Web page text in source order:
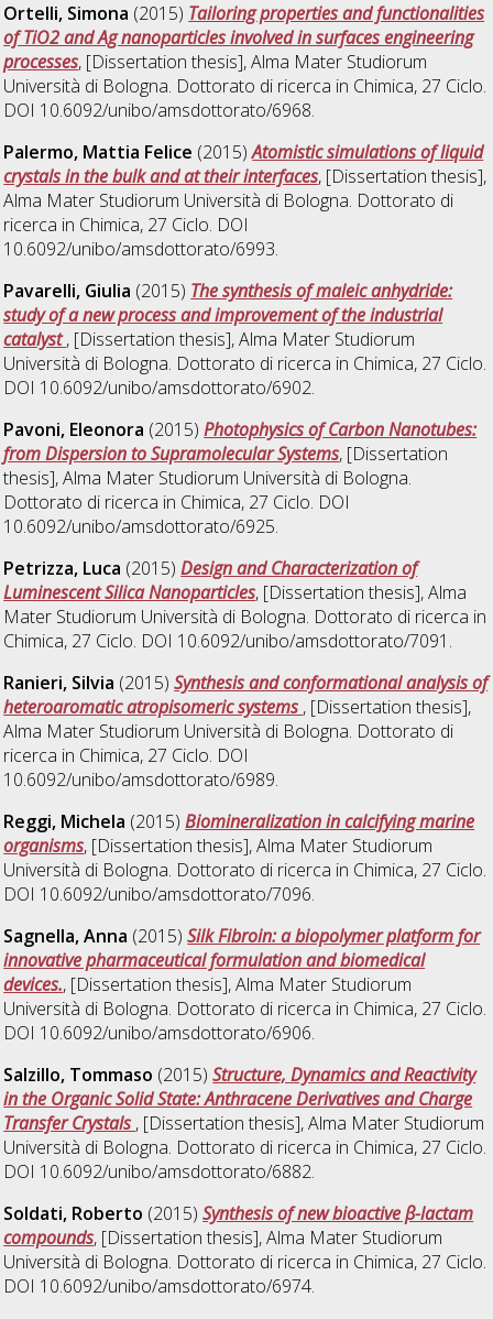
Ortelli, Simona (2015) Tailoring properties and functionalities
of TiO2 and Ag nanoparticles involved in surfaces engineering
processes, [Dissertation thesis], Alma Mater Studiorum
Università di Bologna. Dottorato di ricerca in Chimica, 27 Ciclo.
DOI 10.6092/unibo/amsdottorato/6968.
Palermo, Mattia Felice (2015)Atomistic simulations of liquid
crystals in the bulk and at their interfaces, [Dissertation thesis],
Alma Mater Studiorum Università di Bologna. Dottorato di
ricerca in Chimica, 27 Ciclo. DOI
10.6092/unibo/amsdottorato/6993.
Pavarelli, Giulia (2015) The synthesis of maleic anhydride:
study of a new process and improvement of the industrial
catalyst, [Dissertation thesis], Alma Mater Studiorum
Università di Bologna. Dottorato di ricerca in Chimica, 27 Ciclo.
DOI 10.6092/unibo/amsdottorato/6902.
Pavoni, Eleonora (2015)Photophysics of Carbon Nanotubes:
from Dispersion to Supramolecular Systems, [Dissertation
thesis], Alma Mater Studiorum Università di Bologna.
Dottorato di ricerca in Chimica, 27 Ciclo. DOI
10.6092/unibo/amsdottorato/6925.
Petrizza, Luca (2015)Design and Characterization of
Luminescent Silica Nanoparticles, [Dissertation thesis], Alma
Mater Studiorum Università di Bologna. Dottorato di ricerca in
Chimica, 27 Ciclo. DOI 10.6092/unibo/amsdottorato/7091.
Ranieri, Silvia (2015)Synthesis and conformational analysis of
heteroaromatic atropisomeric systems , [Dissertation thesis],
Alma Mater Studiorum Università di Bologna. Dottorato di
ricerca in Chimica, 27 Ciclo. DOI
10.6092/unibo/amsdottorato/6989.
Reggi, Michela (2015)Biomineralization in calcifying marine
organisms, [Dissertation thesis], Alma Mater Studiorum
Università di Bologna. Dottorato di ricerca in Chimica, 27 Ciclo.
DOI 10.6092/unibo/amsdottorato/7096.
Sagnella, Anna (2015)Silk Fibroin: a biopolymer platform for
innovative pharmaceutical formulation and biomedical
devices., [Dissertation thesis], Alma Mater Studiorum
Università di Bologna. Dottorato di ricerca in Chimica, 27 Ciclo.
DOI 10.6092/unibo/amsdottorato/6906.
Salzillo, Tommaso (2015)Structure, Dynamics and Reactivity
in the Organic Solid State: Anthracene Derivatives and Charge
Transfer Crystals , [Dissertation thesis], Alma Mater Studiorum
Università di Bologna. Dottorato di ricerca in Chimica, 27 Ciclo.
DOI 10.6092/unibo/amsdottorato/6882.
Soldati, Roberto (2015)Synthesis of new bioactive β-lactam
compounds, [Dissertation thesis], Alma Mater Studiorum
Università di Bologna. Dottorato di ricerca in Chimica, 27 Ciclo.
DOI 10.6092/unibo/amsdottorato/6974.